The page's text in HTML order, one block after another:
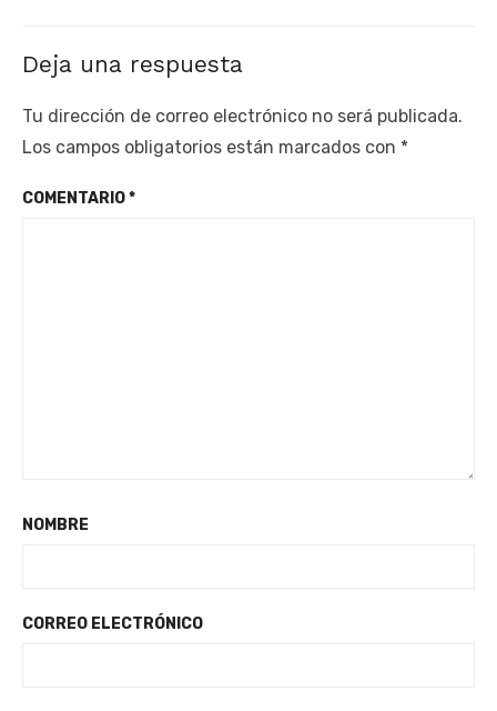
Deja una respuesta
Tu dirección de correo electrónico no será publicada.
Los campos obligatorios están marcados con *
COMENTARIO*
NOMBRE
CORREO ELECTRÓNICO